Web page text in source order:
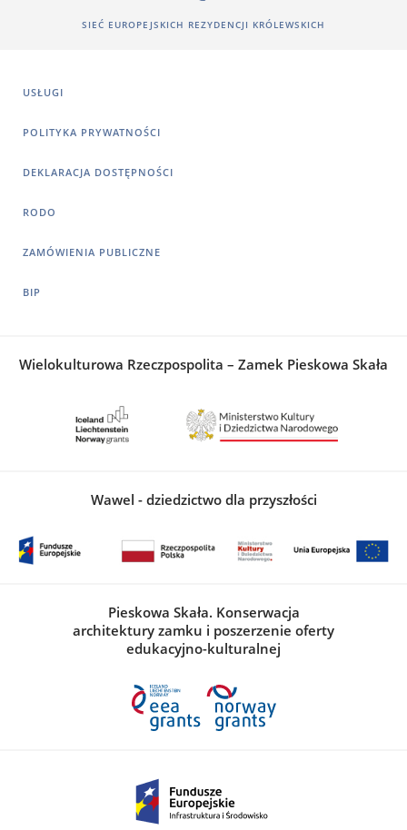
SIEĆ EUROPEJSKICH REZYDENCJI KRÓLEWSKICH
USŁUGI
POLITYKA PRYWATNOŚCI
DEKLARACJA DOSTĘPNOŚCI
RODO
ZAMÓWIENIA PUBLICZNE
BIP
Wielokulturowa Rzeczpospolita – Zamek Pieskowa Skała
Wawel - dziedzictwo dla przyszłości
Pieskowa Skała. Konserwacja
architektury zamku i poszerzenie oferty
edukacyjno-kulturalnej